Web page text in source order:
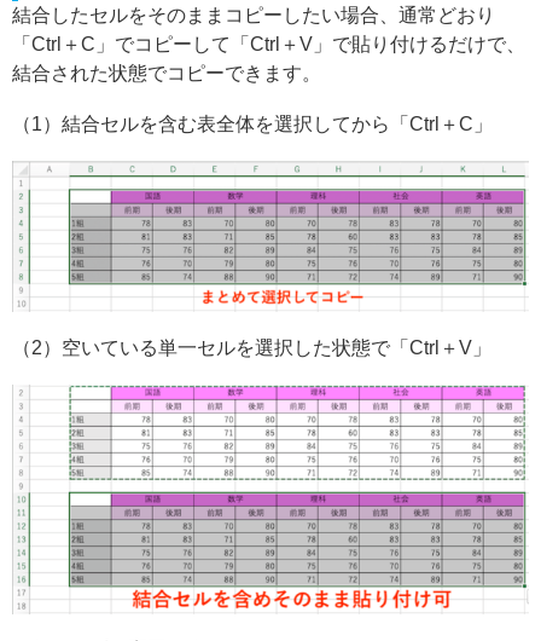
結合したセルをそのままコピーしたい場合、通常どおり
「Ctrl＋C」でコピーして「Ctrl＋V」で貼り付けるだけで、
結合された状態でコピーできます。
（1）結合セルを含む表全体を選択してから「Ctrl＋C」
（2）空いている単一セルを選択した状態で「Ctrl＋V」